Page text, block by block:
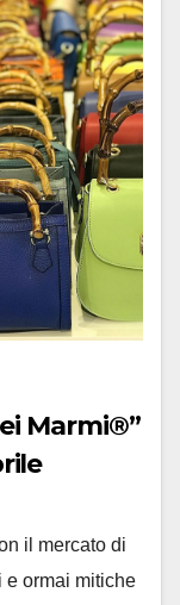
Marmi®”
il mercato di
e ormai mitiche